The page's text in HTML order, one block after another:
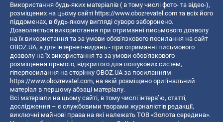
Використання будь-яких матеріалів ( в тому числі фото- та відео-),
розміщених на цьому сайті https://www.obozrevatel.com та всіх його
піддоменах, в будь-якому вигляді суворо заборонено.
Дозволяється використання при отриманні письмового дозволу
на їх використання та за умови обов'язкового посилання на сайт
OBOZ.UA, а для інтернет-видань - при отриманні письмового
дозволу на їх використання та за умови обов'язкового
розміщення прямого, відкритого для пошукових систем,
гіперпосилання на сторінку OBOZ.UA за посиланням
https://www.obozrevatel.com, на якій розміщено оригінальний
матеріал в першому абзаці матеріалу.
Всі матеріали на цьому сайті, в тому числі інтерв’ю, статті,
дослідження – є службовими творами журналістів редакції,
виключні майнові права на які належать ТОВ «Золота середина».